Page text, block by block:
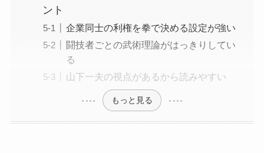
ント
企業同士の利権を拳で決める設定が強い
闘技者ごとの武術理論がはっきりしてい
る
山下一夫の視点があるから読みやすい
もっと見る